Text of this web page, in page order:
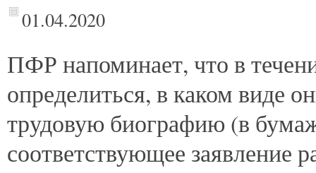
01.04.2020
ПФР напоминает, что в
определиться, в каком виде
трудовую биографию (в
соответствующее заявление